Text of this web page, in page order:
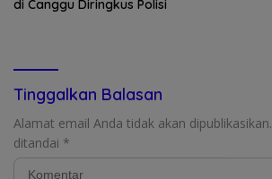
di Canggu Diringkus Polisi
Tinggalkan Balasan
Alamat email Anda tidak akan dipublikasikan.
ditandai *